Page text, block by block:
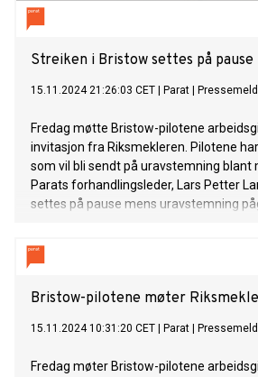
Streiken i Bristow settes på pause
15.11.2024 21:26:03 CET Parat
Fredag møtte Bristow-pilotene
invitasjon fra Riksmekleren. Pilotene
som vil bli sendt på uravstemning blant
Parats forhandlingsleder, Lars Petter
settes på pause mens uravstemning
Bristow-pilotene møter
15.11.2024 10:31:20 CET Parat
Fredag møter Bristow-pilotene